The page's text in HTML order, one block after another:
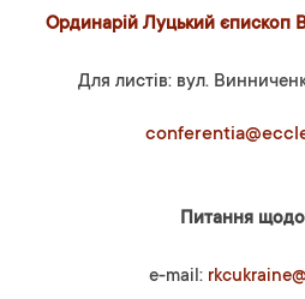
Ординарій Луцький єпископ
Для листів: вул.
Питання
e-mail: